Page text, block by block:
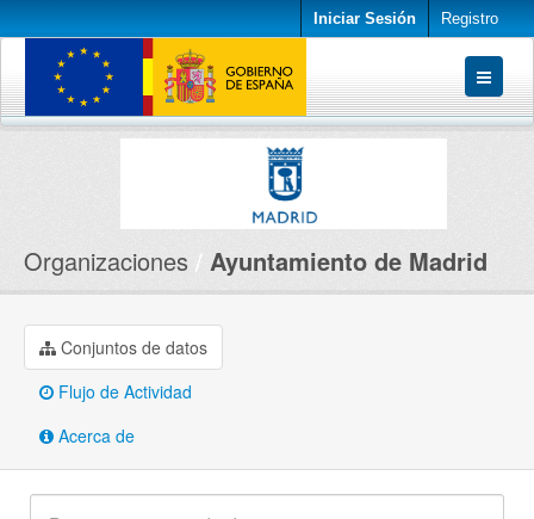
Iniciar Sesión Registro
Conjuntos de datos
Organizaciones Ayuntamiento de Madrid
Conjuntos de datos
Flujo de Actividad
Acerca de